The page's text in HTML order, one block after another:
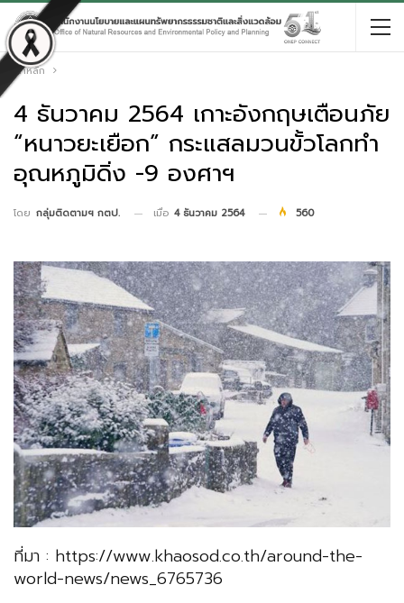
หน้าหลัก
4 ธันวาคม 2564 เกาะอังกฤษเตือนภัย
“หนาวยะเยือก” กระแสลมวนขั้วโลกทำ
อุณหภูมิดิ่ง -9 องศาฯ
โดย กลุ่มติดตามฯ กตป. เมื่อ 4 ธันวาคม 2564 560
ที่มา : https://www.khaosod.co.th/around-the-
world-news/news_6765736